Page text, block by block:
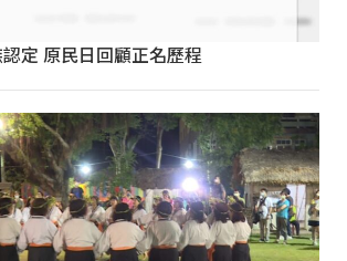
定 原民日回顧正名歷程